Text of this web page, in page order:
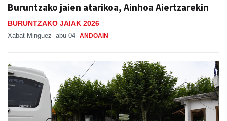
Buruntzako jaien atarikoa, Ainhoa Aiertzarekin
BURUNTZAKO JAIAK 2026
Xabat Minguez abu 04 ANDOAIN